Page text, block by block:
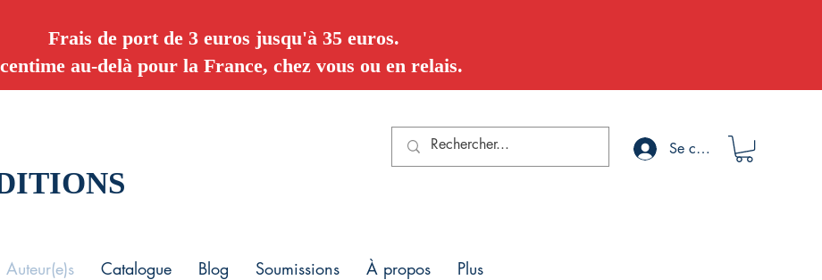
Frais de port de 3 euros jusqu'à 35 euros.
au-delà pour la France, chez vous ou en relais.
Se connecter
Auteur(e)s Catalogue Blog Soumissions À propos Plus